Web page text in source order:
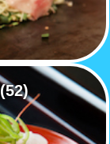
(52)